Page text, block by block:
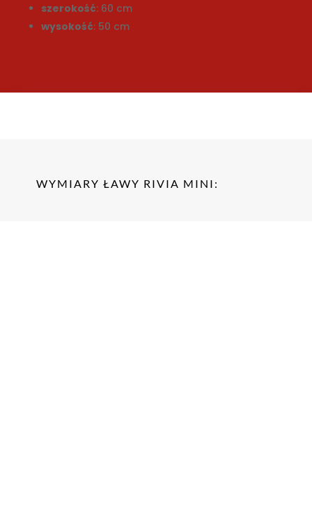
szerokość: 60 cm
wysokość: 50 cm
WYMIARY ŁAWY RIVIA MINI: